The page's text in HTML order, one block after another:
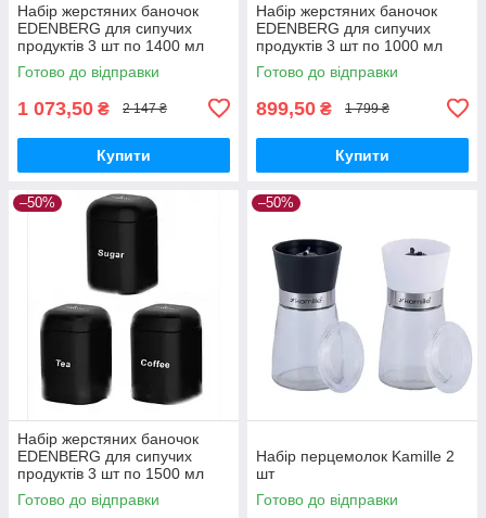
Набір жерстяних баночок
EDENBERG для сипучих
продуктів 3 шт по 1400 мл
Готово до відправки
1 073,50 ₴ 2 147 ₴
Купити
Набір жерстяних баночок
EDENBERG для сипучих
продуктів 3 шт по 1000 мл
чорна
Готово до відправки
899,50 ₴ 1 799 ₴
Купити
–50%
Набір жерстяних баночок
EDENBERG для сипучих
продуктів 3 шт по 1500 мл
модерн
Готово до відправки
–50%
Набір перцемолок Kamille 2
шт
Готово до відправки